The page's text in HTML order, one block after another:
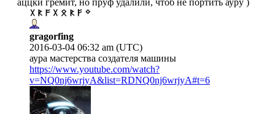
gragorfing
2016-03-04 06:32 am (UTC)
аура мастерства создателя машины
https://www.youtube.com/watch?
v=NQ0nj6wrjyA&list=RDNQ0nj6wrjyA#t=6